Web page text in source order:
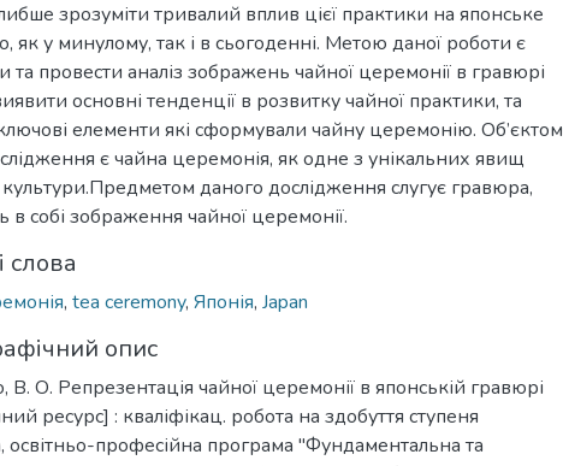
зрозуміти тривалий вплив цієї практики на японське
як у минулому, так і в сьогоденні. Метою даної роботи є
та провести аналіз зображень чайної церемонії в гравюрі
основні тенденції в розвитку чайної практики, та
елементи які сформували чайну церемонію. Об’єктом
є чайна церемонія, як одне з унікальних явищ
культури.Предметом даного дослідження слугує гравюра,
в собі зображення чайної церемонії.
слова
, tea ceremony, Японія, Japan
опис
В. О. Репрезентація чайної церемонії в японській гравюрі
ресурс] : кваліфікац. робота на здобуття ступеня
освітньо-професійна програма "Фундаментальна та